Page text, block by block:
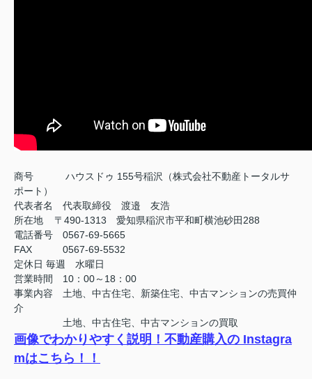
商号
ハウスドゥ 155号稲沢（株式会社不動産トータルサ
ポート）
代表者名 代表取締役 渡邉 友浩
所在地 〒490-1313 愛知県稲沢市平和町横池砂田288
電話番号 0567-69-5665
FAX
0567-69-5532
定休日 毎週 水曜日
営業時間 10：00～18：00
事業内容 土地、中古住宅、新築住宅、中古マンションの売買仲
介
土地、中古住宅、中古マンションの買取
画像でわかりやすく説明！不動産購入の Instagra
mはこちら！！